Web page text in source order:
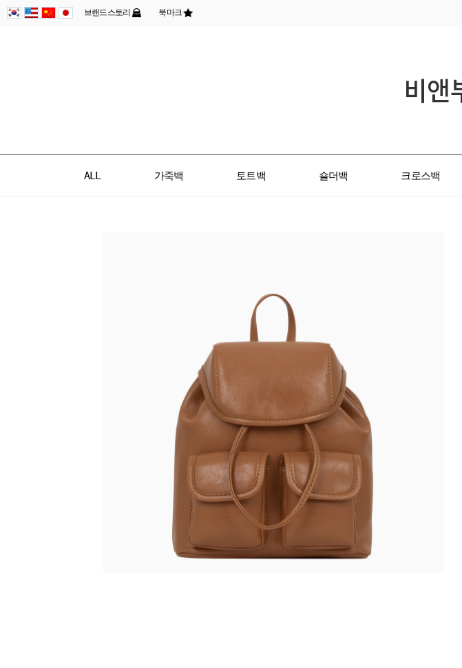
브랜드스토리 북마크
ALL 가죽백 토트백 숄더백 크로스백